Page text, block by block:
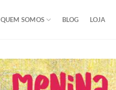
QUEM SOMOS BLOG LOJA